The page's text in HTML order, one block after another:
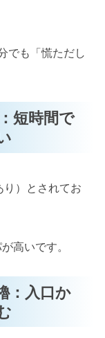
でも「慌ただし
短時間で
り）とされてお
高いです。
：入口か